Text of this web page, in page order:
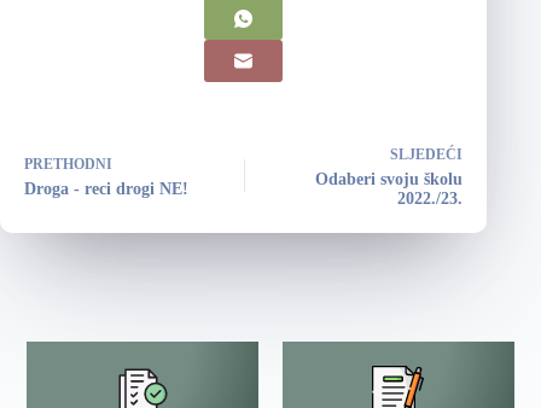
PRETHODNI
Droga - reci drogi NE!
SLJEDEĆI
Odaberi svoju školu
2022./23.